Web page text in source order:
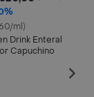
ml)
Drink Enteral
Capuchino